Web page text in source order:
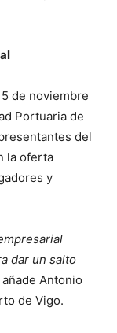
de noviembre
Portuaria de
del
la oferta
y
dar un salto
añade Antonio
de Vigo.